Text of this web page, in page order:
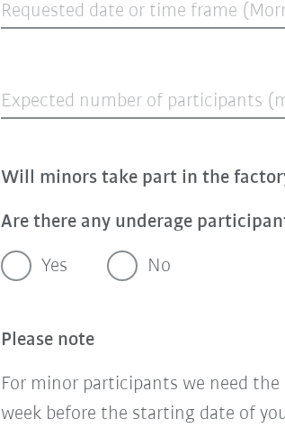
Requested date or time frame
Expected number of participants
Will minors take part in the
Are there any underage
Yes No
Please note
For minor participants we need the
week before the starting date of